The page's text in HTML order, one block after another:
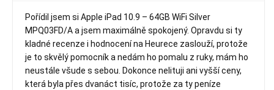
Pořídil jsem si Apple iPad 10.9 – 64GB WiFi Silver
MPQ03FD/A a jsem maximálně spokojený. Opravdu si ty
kladné recenze i hodnocení na Heurece zaslouží, protože
je to skvělý pomocník a nedám ho pomalu z ruky, mám ho
neustále všude s sebou. Dokonce nelituji ani vyšší ceny,
která byla přes dvanáct tisíc, protože za ty peníze